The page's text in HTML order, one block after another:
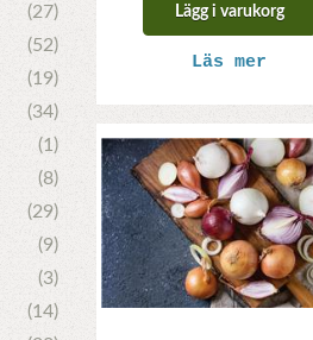
(27)
(52)
(19)
(34)
(1)
(8)
(29)
(9)
(3)
(14)
Lägg i varukorg
Läs mer